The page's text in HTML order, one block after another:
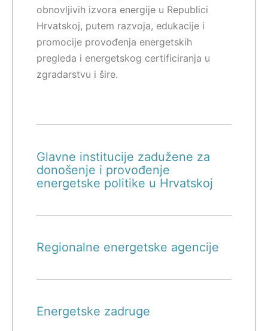
obnovljivih izvora energije u Republici
Hrvatskoj, putem razvoja, edukacije i
promocije provođenja energetskih
pregleda i energetskog certificiranja u
zgradarstvu i šire.
Glavne institucije zadužene za
donošenje i provođenje
energetske politike u Hrvatskoj
Regionalne energetske agencije
Energetske zadruge